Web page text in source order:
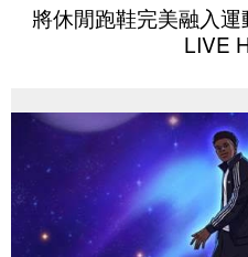
將休閒跑鞋完美融入
LIVE